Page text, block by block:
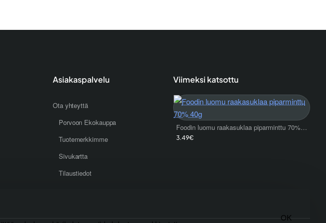
OK
Asiakaspalvelu
Ota yhteyttä
Porvoon Ekokauppa
Tuotemerkkimme
Sivukartta
Tilaustiedot
Viimeksi katsottu
Foodin luomu raakasuklaa piparminttu 70% 40g
3.49€